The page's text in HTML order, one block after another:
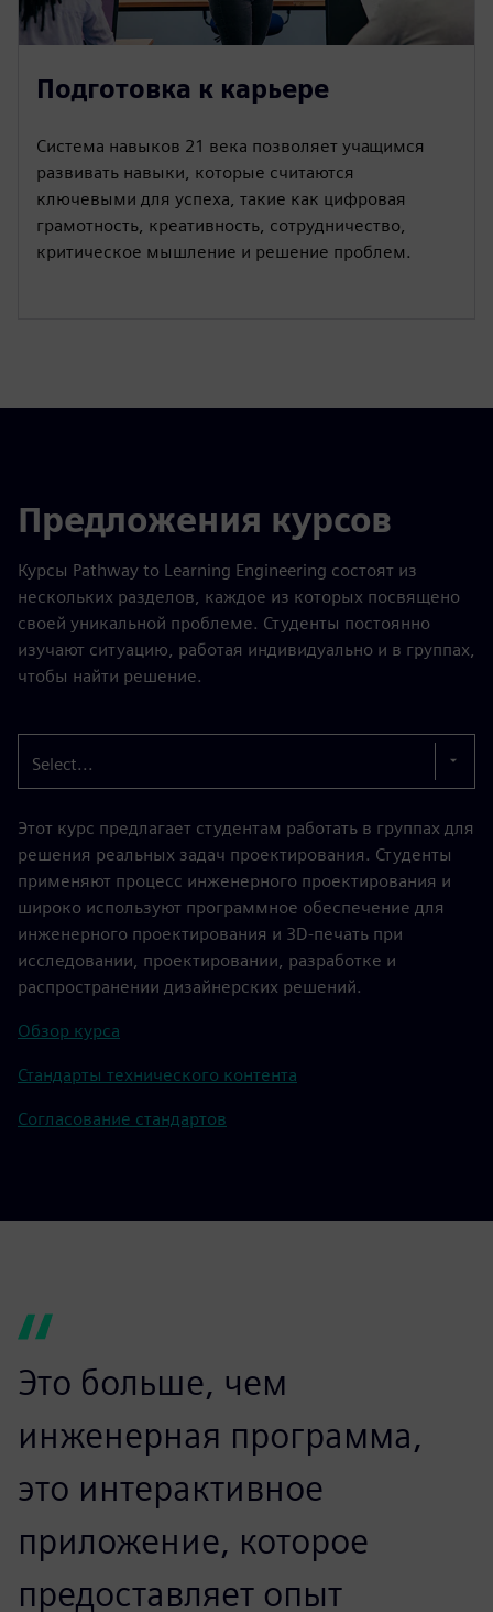
Подготовка к карьере
Система навыков 21 века позволяет учащимся
развивать навыки, которые считаются
ключевыми для успеха, такие как цифровая
грамотность, креативность, сотрудничество,
критическое мышление и решение проблем.
Предложения курсов
Курсы Pathway to Learning Engineering состоят из
нескольких разделов, каждое из которых посвящено
своей уникальной проблеме. Студенты постоянно
изучают ситуацию, работая индивидуально и в группах,
чтобы найти решение.
Select...
Этот курс предлагает студентам работать в группах для
решения реальных задач проектирования. Студенты
применяют процесс инженерного проектирования и
широко используют программное обеспечение для
инженерного проектирования и 3D-печать при
исследовании, проектировании, разработке и
распространении дизайнерских решений.
Обзор курса
Стандарты технического контента
Согласование стандартов
Это больше, чем
инженерная программа,
это интерактивное
приложение, которое
предоставляет опыт